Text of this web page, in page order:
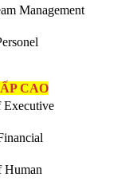
Management
CAO
Executive
Human